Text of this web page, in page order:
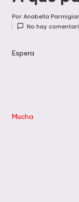
Publicado
por
Por Anabella
No hay
Espera
Mucha